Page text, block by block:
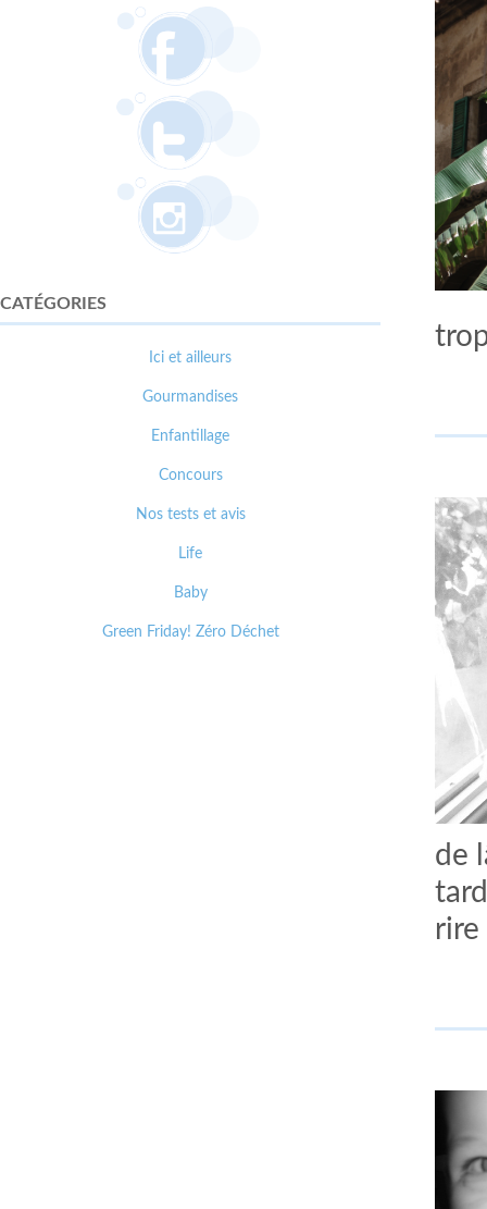
de
rire
CATÉGORIES
Ici et ailleurs
Gourmandises
Enfantillage
Concours
Nos tests et avis
Life
Baby
Green Friday! Zéro Déchet